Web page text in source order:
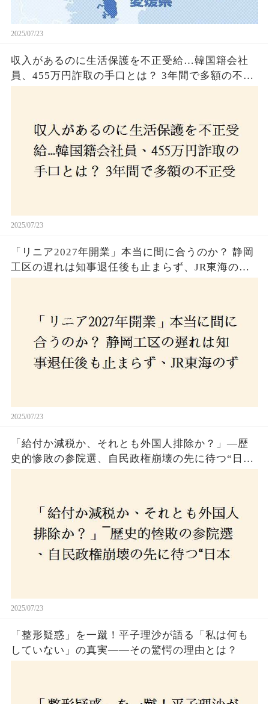
2025/07/23
収入があるのに生活保護を不正受給…韓国籍会社
員、455万円詐取の手口とは？ 3年間で多額の不正
2025/07/23
「リニア2027年開業」本当に間に合うのか？ 静岡
工区の遅れは知事退任後も止まらず、JR東海のず
2025/07/23
「給付か減税か、それとも外国人排除か？」―歴
史的惨敗の参院選、自民政権崩壊の先に待つ“日本
2025/07/23
「整形疑惑」を一蹴！平子理沙が語る「私は何も
していない」の真実——その驚愕の理由とは？